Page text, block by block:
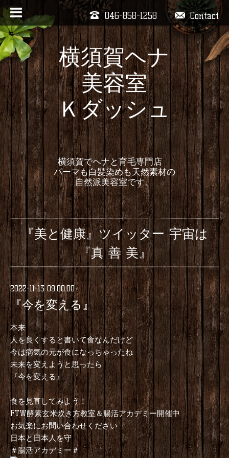
Contact
046-858-1258
横須賀ヘナ
美容室
Ｋダッシュ
横須賀でヘナと育毛専門店
パーマも白髪染めも天然素材の
自然派美容室です。
『美と健康』ツイッター 宇宙は
『真 善 美』
2022-11-13 09:00:00
『今を変える』
本来
人を良くすると書いて食なんだけど
今は病気の元が食になっちゃったね
未来を変えようと思ったら
『今を変える』
食を見直してみよう！
FTW酵素玄米炊き方教室＆腸活アカデミー開催中
お気楽にお問い合わせください
日本と日本人を守
＃腸活アカデミー＃